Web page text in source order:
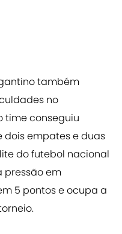
também
no
time conseguiu
empates e duas
do futebol nacional
pressão em
5 pontos e ocupa a